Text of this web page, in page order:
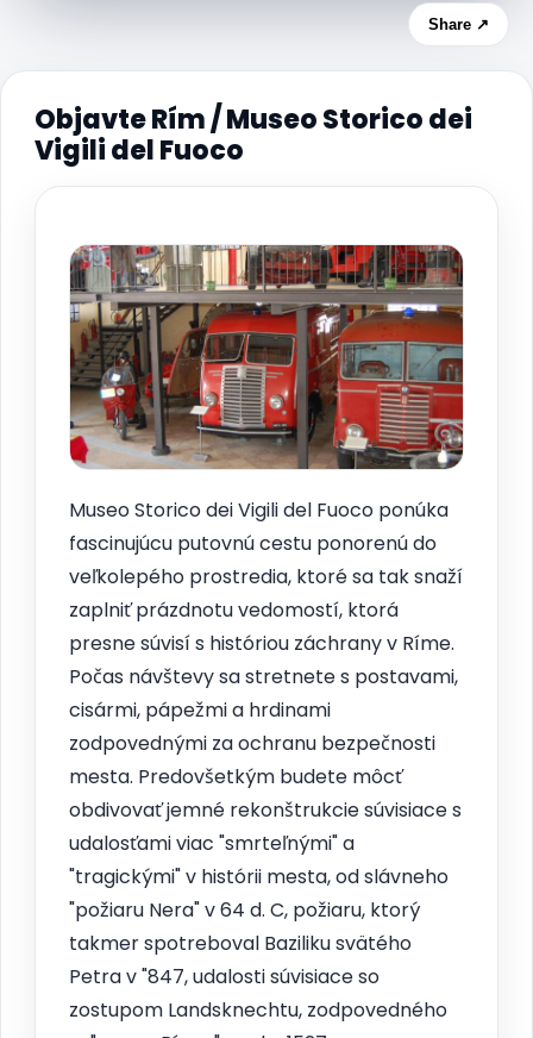
Share ↗
Objavte Rím / Museo Storico dei
Vigili del Fuoco
Museo Storico dei Vigili del Fuoco ponúka
fascinujúcu putovnú cestu ponorenú do
veľkolepého prostredia, ktoré sa tak snaží
zaplniť prázdnotu vedomostí, ktorá
presne súvisí s históriou záchrany v Ríme.
Počas návštevy sa stretnete s postavami,
cisármi, pápežmi a hrdinami
zodpovednými za ochranu bezpečnosti
mesta. Predovšetkým budete môcť
obdivovať jemné rekonštrukcie súvisiace s
udalosťami viac "smrteľnými" a
"tragickými" v histórii mesta, od slávneho
"požiaru Nera" v 64 d. C, požiaru, ktorý
takmer spotreboval Baziliku svätého
Petra v "847, udalosti súvisiace so
zostupom Landsknechtu, zodpovedného